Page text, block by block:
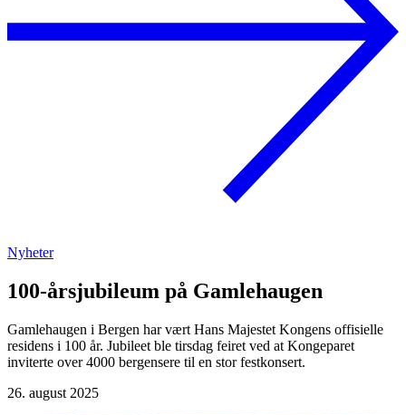
Nyheter
100-årsjubileum på Gamlehaugen
Gamlehaugen i Bergen har vært Hans Majestet Kongens offisielle
residens i 100 år. Jubileet ble tirsdag feiret ved at Kongeparet
inviterte over 4000 bergensere til en stor festkonsert.
26. august 2025